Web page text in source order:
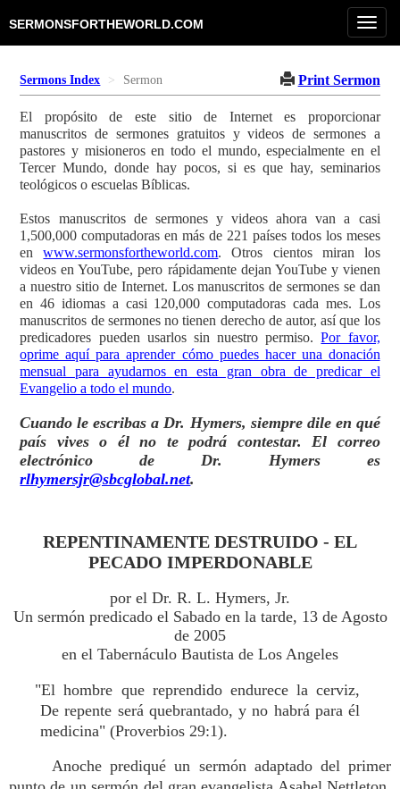
SERMONSFORTHEWORLD.COM
Sermons Index Sermon Print Sermon
El propósito de este sitio de Internet es proporcionar
manuscritos de sermones gratuitos y videos de sermones a
pastores y misioneros en todo el mundo, especialmente en el
Tercer Mundo, donde hay pocos, si es que hay, seminarios
teológicos o escuelas Bíblicas.
Estos manuscritos de sermones y videos ahora van a casi
1,500,000 computadoras en más de 221 países todos los meses
enwww.sermonsfortheworld.com. Otros cientos miran los
videos en YouTube, pero rápidamente dejan YouTube y vienen
a nuestro sitio de Internet. Los manuscritos de sermones se dan
en 46 idiomas a casi 120,000 computadoras cada mes. Los
manuscritos de sermones no tienen derecho de autor, así que los
predicadores pueden usarlos sin nuestro permiso.Por favor,
oprime aquí para aprender cómo puedes hacer una donación
mensual para ayudarnos en esta gran obra de predicar el
Evangelio a todo el mundo.
Cuando le escribas a Dr. Hymers, siempre dile en qué
país vives o él no te podrá contestar. El correo
electrónico de Dr. Hymers es
rlhymersjr@sbcglobal.net.
REPENTINAMENTE DESTRUIDO - EL
PECADO IMPERDONABLE
por el Dr. R. L. Hymers, Jr.
Un sermón predicado el Sabado en la tarde, 13 de Agosto
de 2005
en el Tabernáculo Bautista de Los Angeles
"El hombre que reprendido endurece la cerviz,
De repente será quebrantado, y no habrá para él
medicina" (Proverbios 29:1).
Anoche prediqué un sermón adaptado del primer